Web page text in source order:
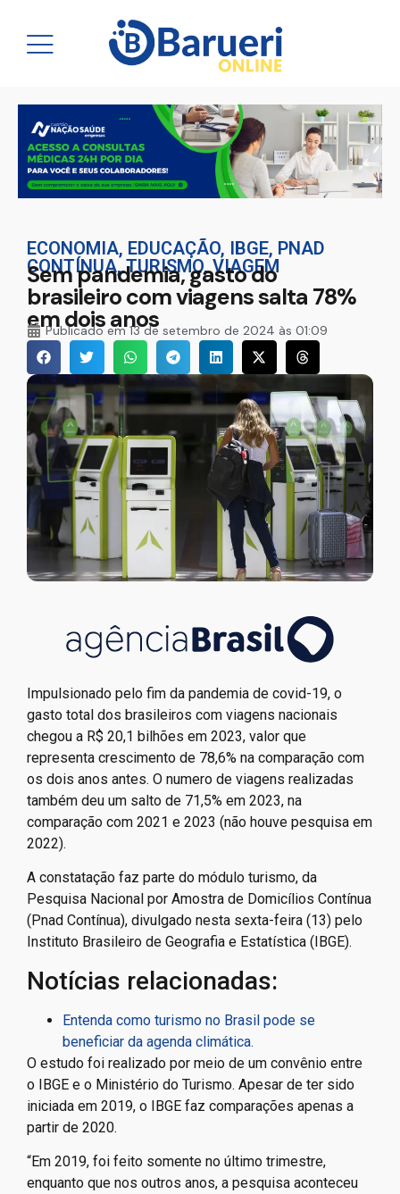
ECONOMIA, EDUCAÇÃO, IBGE, PNAD
CONTÍNUA,TURISMO,VIAGEM
Sem pandemia, gasto do
brasileiro com viagens salta 78%
em dois anos
Publicado em13 de setembro de 2024 às 01:09
Impulsionado pelo fim da pandemia de covid-19, o
gasto total dos brasileiros com viagens nacionais
chegou a R$ 20,1 bilhões em 2023, valor que
representa crescimento de 78,6% na comparação com
os dois anos antes. O numero de viagens realizadas
também deu um salto de 71,5% em 2023, na
comparação com 2021 e 2023 (não houve pesquisa em
2022).
A constatação faz parte do módulo turismo, da
Pesquisa Nacional por Amostra de Domicílios Contínua
(Pnad Contínua), divulgado nesta sexta-feira (13) pelo
Instituto Brasileiro de Geografia e Estatística (IBGE).
Notícias relacionadas:
Entenda como turismo no Brasil pode se
beneficiar da agenda climática.
O estudo foi realizado por meio de um convênio entre
o IBGE e o Ministério do Turismo. Apesar de ter sido
iniciada em 2019, o IBGE faz comparações apenas a
partir de 2020.
“Em 2019, foi feito somente no último trimestre,
enquanto que nos outros anos, a pesquisa aconteceu